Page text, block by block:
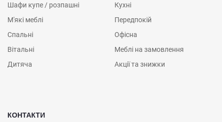
Шафи купе / розпашні
М'які меблі
Спальні
Вітальні
Дитяча
Кухні
Передпокій
Офісна
Меблі на замовлення
Акції та знижки
КОНТАКТИ